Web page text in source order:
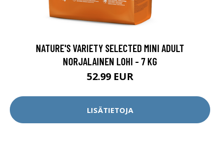
NATURE'S VARIETY SELECTED MINI ADULT
NORJALAINEN LOHI - 7 KG
52.99 EUR
LISÄTIETOJA